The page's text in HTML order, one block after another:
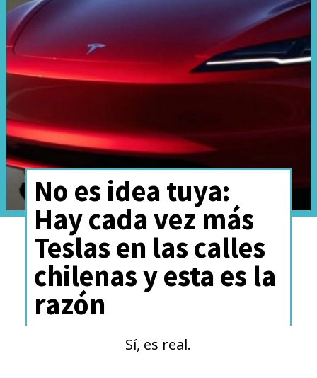
electrificación asequible. Al
compartir plataforma con el
Fiat Panda eléctrico, Citroën
busca optimizar costos de
producción y cumplir con las
estrictas exigencias regulatorias
de emisiones en la Unión
Europea.
No es idea tuya:
Hay cada vez más
Teslas en las calles
chilenas y esta es la
razón
Sí, es real.